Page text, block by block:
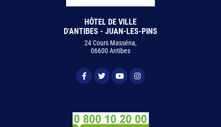
HÔTEL DE VILLE
D'ANTIBES - JUAN-LES-PINS
24 Cours Masséna,
06600 Antibes